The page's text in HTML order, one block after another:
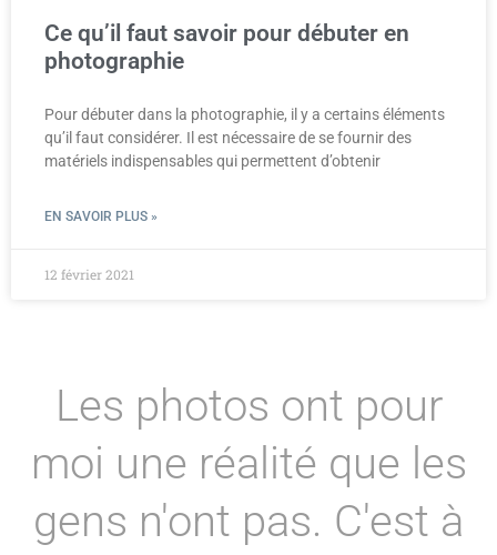
Ce qu’il faut savoir pour débuter en
photographie
Pour débuter dans la photographie, il y a certains éléments
qu’il faut considérer. Il est nécessaire de se fournir des
matériels indispensables qui permettent d’obtenir
EN SAVOIR PLUS »
12 février 2021
Les photos ont pour
moi une réalité que les
gens n'ont pas. C'est à